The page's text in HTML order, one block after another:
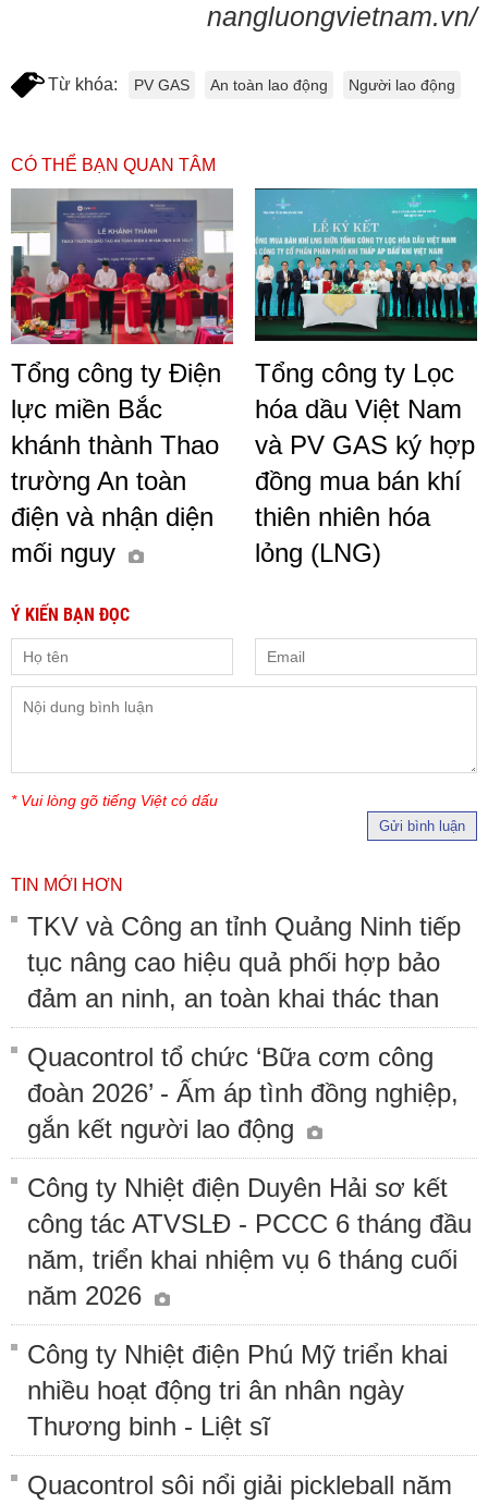
nangluongvietnam.vn/
Từ khóa: PV GAS An toàn lao động Người lao động
CÓ THỂ BẠN QUAN TÂM
Tổng công ty Điện
lực miền Bắc
khánh thành Thao
trường An toàn
điện và nhận diện
mối nguy
Tổng công ty Lọc
hóa dầu Việt Nam
và PV GAS ký hợp
đồng mua bán khí
thiên nhiên hóa
lỏng (LNG)
Ý KIẾN BẠN ĐỌC
* Vui lòng gõ tiếng Việt có dấu
Gửi bình luận
TIN MỚI HƠN
TKV và Công an tỉnh Quảng Ninh tiếp
tục nâng cao hiệu quả phối hợp bảo
đảm an ninh, an toàn khai thác than
Quacontrol tổ chức ‘Bữa cơm công
đoàn 2026’ - Ấm áp tình đồng nghiệp,
gắn kết người lao động
Công ty Nhiệt điện Duyên Hải sơ kết
công tác ATVSLĐ - PCCC 6 tháng đầu
năm, triển khai nhiệm vụ 6 tháng cuối
năm 2026
Công ty Nhiệt điện Phú Mỹ triển khai
nhiều hoạt động tri ân nhân ngày
Thương binh - Liệt sĩ
Quacontrol sôi nổi giải pickleball năm